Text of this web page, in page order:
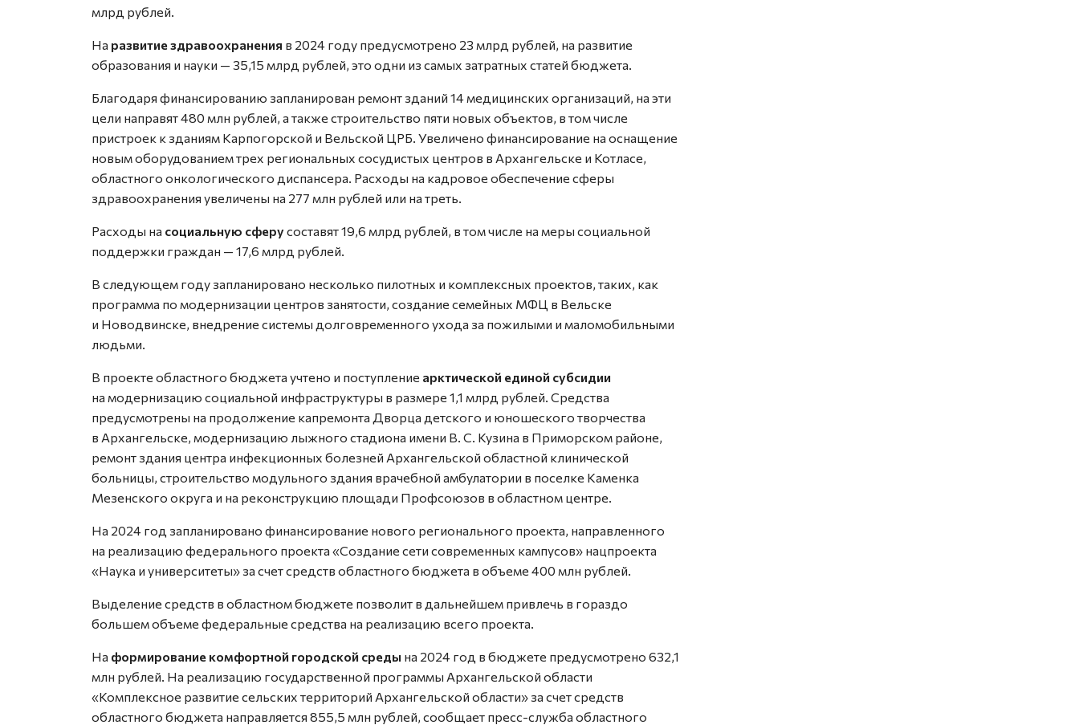
млрд рублей.
На развитие здравоохранения в 2024 году предусмотрено 23 млрд рублей, на развитие
образования и науки — 35,15 млрд рублей, это одни из самых затратных статей бюджета.
Благодаря финансированию запланирован ремонт зданий 14 медицинских организаций, на эти
цели направят 480 млн рублей, а также строительство пяти новых объектов, в том числе
пристроек к зданиям Карпогорской и Вельской ЦРБ. Увеличено финансирование на оснащение
новым оборудованием трех региональных сосудистых центров в Архангельске и Котласе,
областного онкологического диспансера. Расходы на кадровое обеспечение сферы
здравоохранения увеличены на 277 млн рублей или на треть.
Расходы на социальную сферусоставят 19,6 млрд рублей, в том числе на меры социальной
поддержки граждан — 17,6 млрд рублей.
В следующем году запланировано несколько пилотных и комплексных проектов, таких, как
программа по модернизации центров занятости, создание семейных МФЦ в Вельске
и Новодвинске, внедрение системы долговременного ухода за пожилыми и маломобильными
людьми.
В проекте областного бюджета учтено и поступление арктической единой субсидии
на модернизацию социальной инфраструктуры в размере 1,1 млрд рублей. Средства
предусмотрены на продолжение капремонта Дворца детского и юношеского творчества
в Архангельске, модернизацию лыжного стадиона имени В. С. Кузина в Приморском районе,
ремонт здания центра инфекционных болезней Архангельской областной клинической
больницы, строительство модульного здания врачебной амбулатории в поселке Каменка
Мезенского округа и на реконструкцию площади Профсоюзов в областном центре.
На 2024 год запланировано финансирование нового регионального проекта, направленного
на реализацию федерального проекта «Создание сети современных кампусов» нацпроекта
«Наука и университеты» за счет средств областного бюджета в объеме 400 млн рублей.
Выделение средств в областном бюджете позволит в дальнейшем привлечь в гораздо
большем объеме федеральные средства на реализацию всего проекта.
На формирование комфортной городской среды на 2024 год в бюджете предусмотрено 632,1
млн рублей. На реализацию государственной программы Архангельской области
«Комплексное развитие сельских территорий Архангельской области» за счет средств
областного бюджета направляется 855,5 млн рублей, сообщает пресс-служба областного